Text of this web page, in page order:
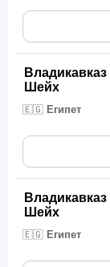
Владикавказ
Шейх
🇪🇬 Египет
Владикавказ
Шейх
🇪🇬 Египет